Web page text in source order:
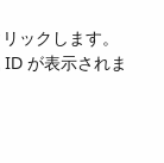
ックします。
ID が表示されま